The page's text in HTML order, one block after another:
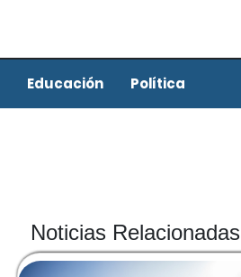
Educación Política
Noticias Relacionadas